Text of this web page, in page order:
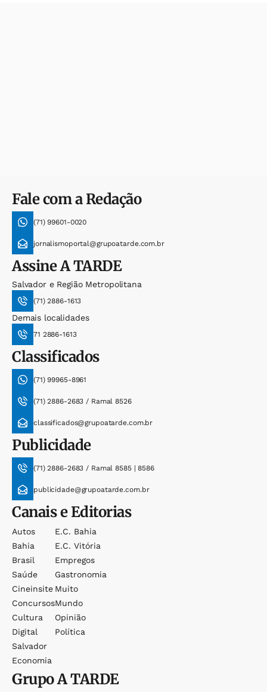
Fale com a Redação
(71) 99601-0020
jornalismoportal@grupoatarde.com.br
AssineA TARDE
Salvador e Região Metropolitana
(71) 2886-1613
Demais localidades
71 2886-1613
Classificados
(71) 99965-8961
(71) 2886-2683 / Ramal 8526
classificados@grupoatarde.com.br
Publicidade
(71) 2886-2683 / Ramal 8585 | 8586
publicidade@grupoatarde.com.br
Canais e Editorias
Autos
Bahia
Brasil
Saúde
Cineinsite
Concursos
Cultura
Digital
Salvador
Economia
E.c. Bahia
E.c. Vitória
Empregos
Gastronomia
Muito
Mundo
Opinião
Política
GrupoA TARDE